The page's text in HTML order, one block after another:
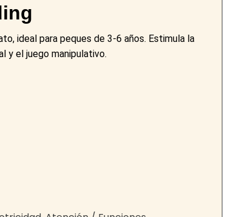
ideal para peques de 3-6 años. Estimula la
y el juego manipulativo.